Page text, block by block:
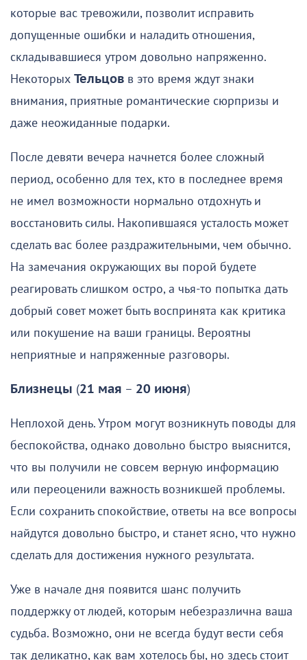
которые вас тревожили, позволит исправить
допущенные ошибки и наладить отношения,
складывавшиеся утром довольно напряженно.
Некоторых Тельцов в это время ждут знаки
внимания, приятные романтические сюрпризы и
даже неожиданные подарки.
После девяти вечера начнется более сложный
период, особенно для тех, кто в последнее время
не имел возможности нормально отдохнуть и
восстановить силы. Накопившаяся усталость может
сделать вас более раздражительными, чем обычно.
На замечания окружающих вы порой будете
реагировать слишком остро, а чья-то попытка дать
добрый совет может быть воспринята как критика
или покушение на ваши границы. Вероятны
неприятные и напряженные разговоры.
Близнецы (21 мая – 20 июня)
Неплохой день. Утром могут возникнуть поводы для
беспокойства, однако довольно быстро выяснится,
что вы получили не совсем верную информацию
или переоценили важность возникшей проблемы.
Если сохранить спокойствие, ответы на все вопросы
найдутся довольно быстро, и станет ясно, что нужно
сделать для достижения нужного результата.
Уже в начале дня появится шанс получить
поддержку от людей, которым небезразлична ваша
судьба. Возможно, они не всегда будут вести себя
так деликатно, как вам хотелось бы, но здесь стоит